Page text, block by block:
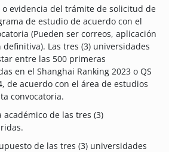
o evidencia del trámite de solicitud de
de estudio de acuerdo con el
(Pueden ser correos, aplicación
Las tres (3) universidades
entre las 500 primeras
en el Shanghai Ranking 2023 o QS
de acuerdo con el área de estudios
convocatoria.
de las tres (3)
de las tres (3) universidades